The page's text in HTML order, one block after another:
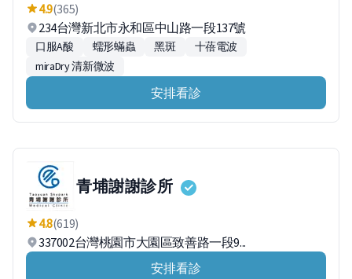
4.9(365)
234台灣新北市永和區中山路一段137號
口服A酸 蠕形蟎蟲 黑斑
十蓓電波
miraDry 清新微波
安排看診
青埔謝謝診所
4.8(619)
337002台灣桃園市大園區致善路一段9...
安排看診